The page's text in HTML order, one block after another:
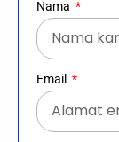
Nama
Email